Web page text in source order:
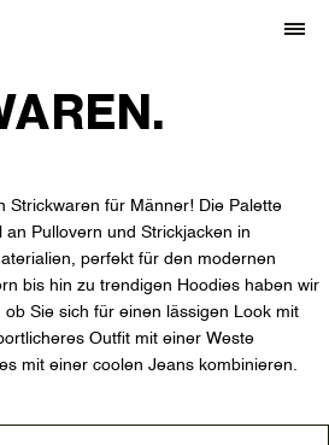
Strickwaren für Männer! Die Palette
Pullovern und Strickjacken in
perfekt für den modernen
bis hin zu trendigen Hoodies haben wir
Sie sich für einen lässigen Look mit
Outfit mit einer Weste
mit einer coolen Jeans kombinieren.